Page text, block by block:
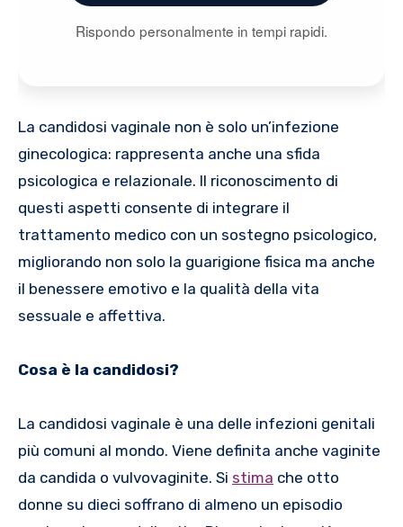
Rispondo personalmente in tempi rapidi.
La candidosi vaginale non è solo un’infezione
ginecologica: rappresenta anche una sfida
psicologica e relazionale. Il riconoscimento di
questi aspetti consente di integrare il
trattamento medico con un sostegno psicologico,
migliorando non solo la guarigione fisica ma anche
il benessere emotivo e la qualità della vita
sessuale e affettiva.
Cosa è la candidosi?
La candidosi vaginale è una delle infezioni genitali
più comuni al mondo. Viene definita anche vaginite
da candida o vulvovaginite. Si stima che otto
donne su dieci soffrano di almeno un episodio